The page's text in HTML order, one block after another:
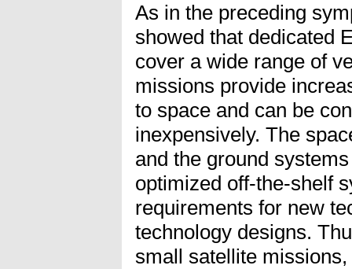
As in the preceding
showed that dedicated
cover a wide range of
missions provide
to space and can be
inexpensively. The
and the ground
optimized off-the-shelf
requirements for new
technology designs.
small satellite